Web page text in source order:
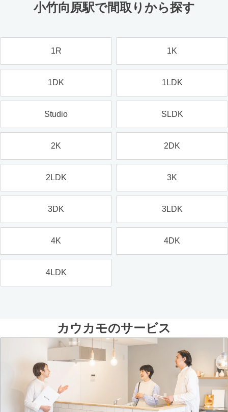
小竹向原駅で間取りから探す
1R 1K
1DK 1LDK
Studio SLDK
2K 2DK
2LDK 3K
3DK 3LDK
4K 4DK
4LDK
カウカモのサービス